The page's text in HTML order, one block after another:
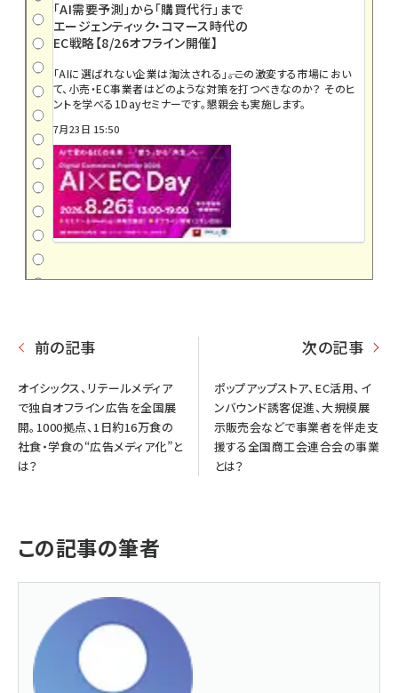
「AI需要予測」から「購買代行」まで
エージェンティック・コマース時代の
EC戦略【8/26オフライン開催】
「AIに選ばれない企業は淘汰される」――。この激変する市場におい
て、小売・EC事業者はどのような対策を打つべきなのか？ そのヒ
ントを学べる1Dayセミナーです。懇親会も実施します。
7月23日 15:50
前の記事
オイシックス、リテールメディア
で独自オフライン広告を全国展
開。1000拠点、1日約16万食の
社食・学食の“広告メディア化”と
は？
次の記事
ポップアップストア、EC活用、イ
ンバウンド誘客促進、大規模展
示販売会などで事業者を伴走支
援する全国商工会連合会の事業
とは？
この記事の筆者